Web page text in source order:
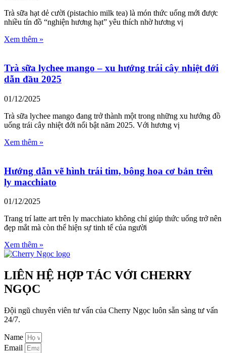
Trà sữa hạt dẻ cười (pistachio milk tea) là món thức uống mới được
nhiều tín đồ “nghiện hương hạt” yêu thích nhờ hương vị
Xem thêm »
Trà sữa lychee mango – xu hướng trái cây nhiệt đới
dẫn đầu 2025
01/12/2025
Trà sữa lychee mango đang trở thành một trong những xu hướng đồ
uống trái cây nhiệt đới nổi bật năm 2025. Với hương vị
Xem thêm »
Hướng dẫn vẽ hình trái tim, bông hoa cơ bản trên
ly macchiato
01/12/2025
Trang trí latte art trên ly macchiato không chỉ giúp thức uống trở nên
đẹp mắt mà còn thể hiện sự tinh tế của người
Xem thêm »
LIÊN HỆ HỢP TÁC VỚI CHERRY
NGỌC
Đội ngũ chuyên viên tư vấn của Cherry Ngọc luôn sẵn sàng tư vấn
24/7.
Name
Email